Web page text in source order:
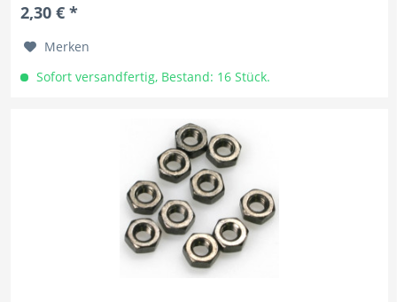
2,30 € *
Merken
Sofort versandfertig, Bestand: 16 Stück.